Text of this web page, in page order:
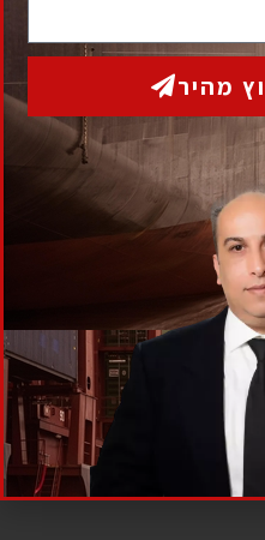
פסק דין גבית חוב בעל עסק דייר סרבן
מקרקעין חוב אבוד חשד זיוף מרמה מקרקעין יבוא בינלאומי
יבוא מקביל ייצוג משפטי עורכי דין
פטור ממס הכנסה פטור ממס הכנסה לחולי
מקרקעין במרמה שולמן קורונה תביעה משפטית קורונה